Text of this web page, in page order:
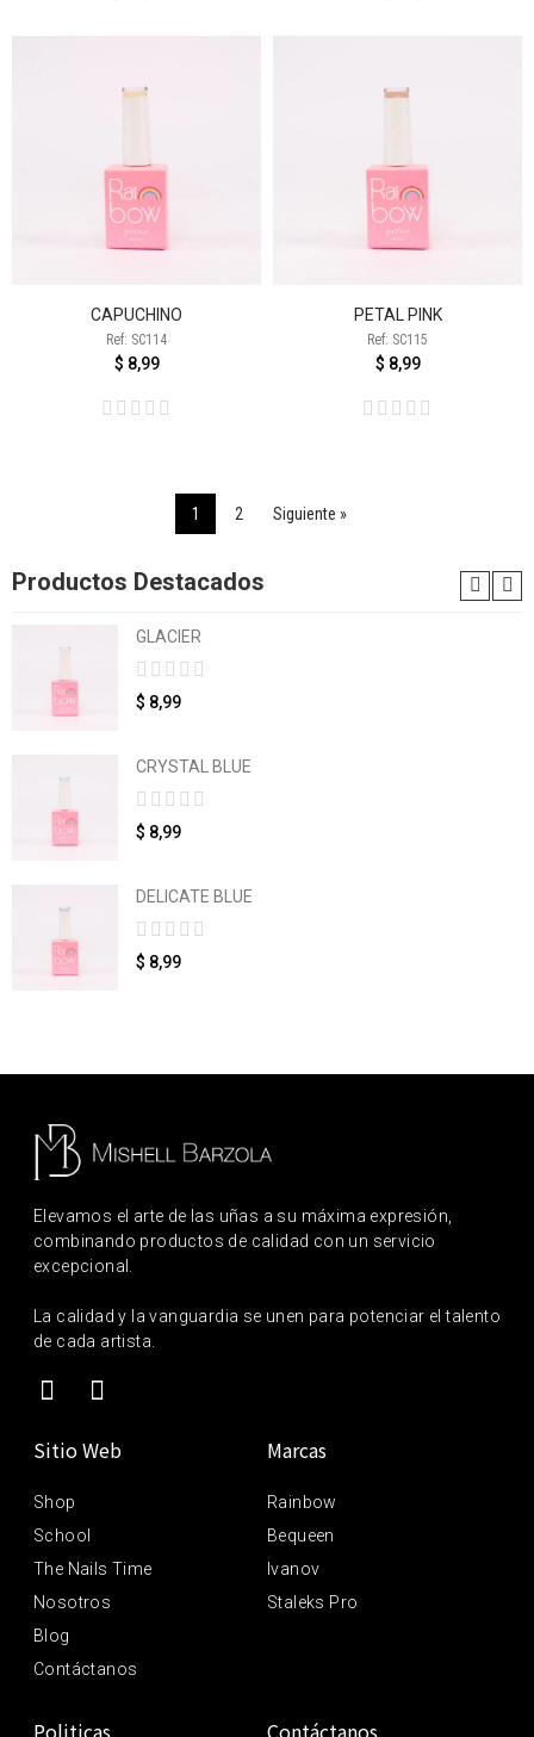
CAPUCHINO
Ref: SC114
$ 8,99
PETAL PINK
Ref: SC115
$ 8,99
1 2 Siguiente »
Productos Destacados
GLACIER
$ 8,99
CRYSTAL BLUE
$ 8,99
DELICATE BLUE
$ 8,99
Elevamos el arte de las uñas a su máxima expresión,
combinando productos de calidad con un servicio
excepcional.
La calidad y la vanguardia se unen para potenciar el talento
de cada artista.
Sitio Web
Shop
School
The Nails Time
Nosotros
Blog
Contáctanos
Marcas
Rainbow
Bequeen
Ivanov
Staleks Pro
Politicas Contáctanos